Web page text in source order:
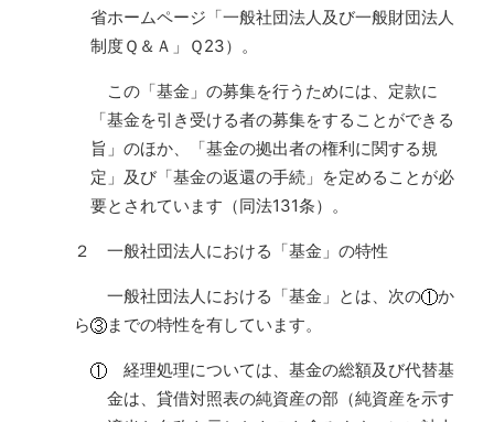
省ホームページ「一般社団法人及び一般財団法人
制度Ｑ＆Ａ」Ｑ23）。
この「基金」の募集を行うためには、定款に
「基金を引き受ける者の募集をすることができる
旨」のほか、「基金の拠出者の権利に関する規
定」及び「基金の返還の手続」を定めることが必
要とされています（同法131条）。
２ 一般社団法人における「基金」の特性
一般社団法人における「基金」とは、次の
か
ら
までの特性を有しています。
経理処理については、基金の総額及び代替基
金は、貸借対照表の純資産の部（純資産を示す